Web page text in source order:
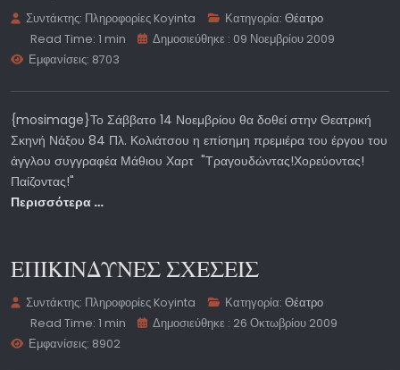
Συντάκτης: Πληροφορίες Koyinta Κατηγορία:Θέατρο
Read Time: 1 min
Δημοσιεύθηκε : 09 Νοεμβρίου 2009
Εμφανίσεις: 8703
{mosimage}Το Σάββατο 14 Νοεμβρίου θα δοθεί στην Θεατρική
Σκηνή Νάξου 84 Πλ. Κολιάτσου η επίσημη πρεμιέρα του έργου του
άγγλου συγγραφέα Μάθιου Χαρτ "Τραγουδώντας!Χορεύοντας!
Παίζοντας!"
Περισσότερα …
ΕΠΙΚΙΝΔΥΝΕΣ ΣΧΕΣΕΙΣ
Συντάκτης: Πληροφορίες Koyinta Κατηγορία:Θέατρο
Read Time: 1 min
Δημοσιεύθηκε : 26 Οκτωβρίου 2009
Εμφανίσεις: 8902